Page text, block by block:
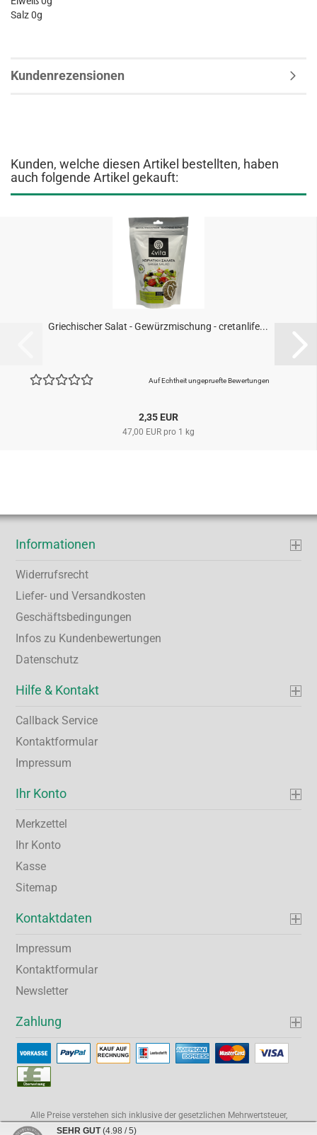
Salz 0g
Kundenrezensionen
Kunden, welche diesen Artikel bestellten, haben
auch folgende Artikel gekauft:
Griechischer Salat - Gewürzmischung - cretanlife...
Auf Echtheit ungepruefte Bewertungen
2,35 EUR
47,00 EUR pro 1 kg
Informationen
Widerrufsrecht
Liefer- und Versandkosten
Geschäftsbedingungen
Infos zu Kundenbewertungen
Datenschutz
Hilfe & Kontakt
Callback Service
Kontaktformular
Impressum
Ihr Konto
Merkzettel
Ihr Konto
Kasse
Sitemap
Kontaktdaten
Impressum
Kontaktformular
Newsletter
Zahlung
Alle Preise verstehen sich inklusive der gesetzlichen Mehrwertsteuer,
soweit nicht anders gekennzeichnet.
SEHR GUT (4.98 / 5)